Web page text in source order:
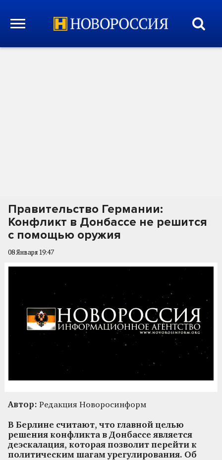
Правительство Германии:
Конфликт в Донбассе не решится
с помощью оружия
08 Января 19:47
Автор: Редакция Новоросинформ
В Берлине считают, что главной целью
решения конфликта в Донбассе является
деэскалация, которая позволит перейти к
политическим шагам урегулирования. Об